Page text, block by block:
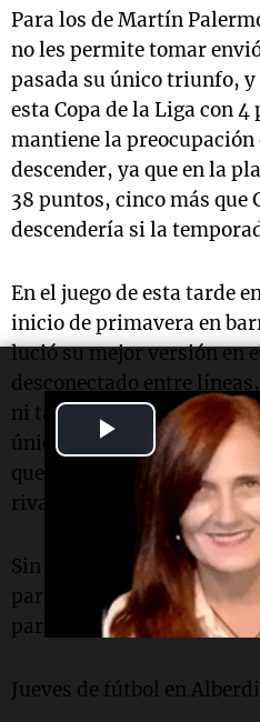
Play
Video
Para los de Martín
no les permite tomar
pasada su único triunfo, y
esta Copa de la Liga con
mantiene la preocupación
descender, ya que en la
38 puntos, cinco más que
descendería si la
En el juego de esta tarde
inicio de primavera en
lució su mejor versión en
desconectado entre
ni tampoco arrestos
única esperanza pasó por
que no tuvo mayor
rival.
Sin embargo, en el
para el "Pirata" y se llevó
para desatar una
Jueves de fútbol en Alberdi